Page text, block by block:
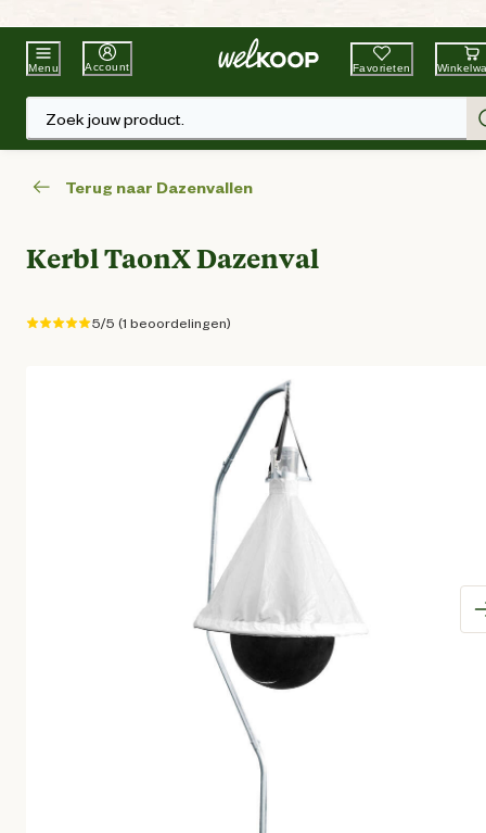
Beste WinkelketenTuin & Dier
Menu Account Favorieten
Zoek jouw product.
Terug naar Dazenvallen
Kerbl TaonX Dazenval
5/5 (1 beoordelingen)